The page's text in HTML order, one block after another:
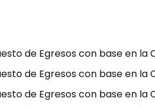
de Egresos con base en
de Egresos con base en
de Egresos con base en